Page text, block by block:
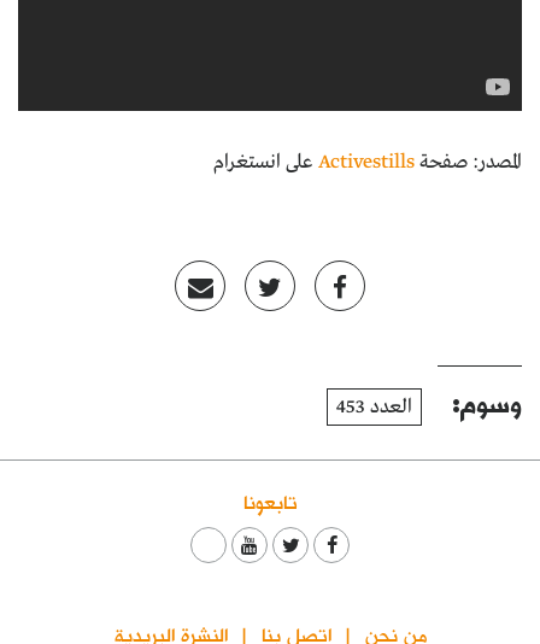
المصدر: صفحةActivestills على انستغرام
وسوم: العدد 453
تابعونا
من نحن اتصل بنا النشرة البريدية